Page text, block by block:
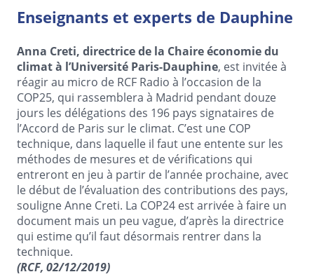
Enseignants et experts de Dauphine
Anna Creti, directrice de la Chaire économie du
climat à l’Université Paris-Dauphine, est invitée à
réagir au micro de RCF Radio à l’occasion de la
COP25, qui rassemblera à Madrid pendant douze
jours les délégations des 196 pays signataires de
l’Accord de Paris sur le climat. C’est une COP
technique, dans laquelle il faut une entente sur les
méthodes de mesures et de vérifications qui
entreront en jeu à partir de l’année prochaine, avec
le début de l’évaluation des contributions des pays,
souligne Anne Creti. La COP24 est arrivée à faire un
document mais un peu vague, d’après la directrice
qui estime qu’il faut désormais rentrer dans la
technique.
(RCF, 02/12/2019)